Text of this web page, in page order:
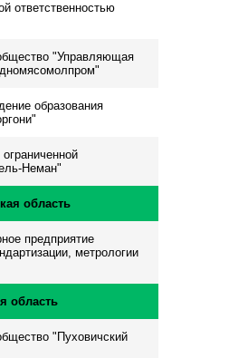
ответственностью
"Управляющая
образования
Неман"
область
предприятие
метрологии
область
"Пуховичский